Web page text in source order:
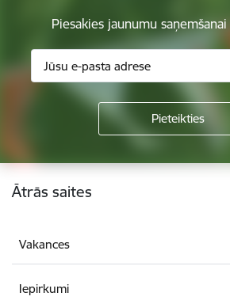
Piesakies jaunumu saņemšanai
Kājene
Ātrās saites
Vakances
Iepirkumi